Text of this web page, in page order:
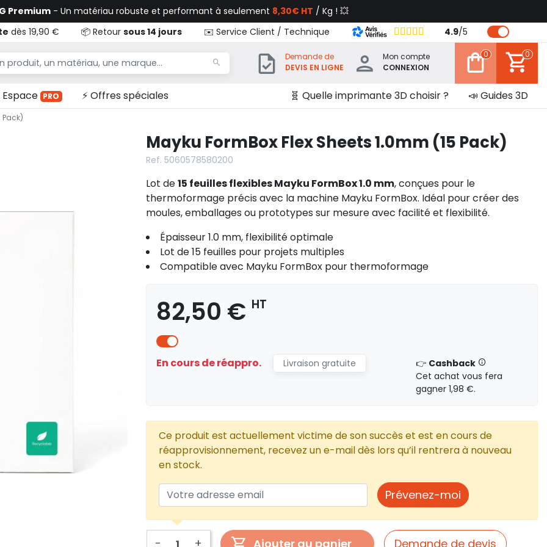
Premium - Un matériau robuste et performant à seulement 8,30€ HT / Kg ! 💥
dès 19,90 € 📦 Retour sous 14 jours ✉️ Service Client / Technique 4.9/5
Demande de
DEVIS EN LIGNE
Mon compte
CONNEXION
0 0
Espace PRO ⚡ Offres spéciales 🧬 Quelle imprimante 3D choisir ? 📣 Guides 3D
Pack)
Mayku FormBox Flex Sheets 1.0mm (15 Pack)
Ref. 5060578580200
Lot de15 feuilles flexibles Mayku FormBox 1.0 mm, conçues pour le
thermoformage précis avec la machine Mayku FormBox. Idéal pour créer des
moules, emballages ou prototypes sur mesure avec facilité et flexibilité.
Épaisseur 1.0 mm, flexibilité optimale
Lot de 15 feuilles pour projets multiples
Compatible avec Mayku FormBox pour thermoformage
82,50 € HT
En cours de réappro. Livraison gratuite 👉 Cashback
Cet achat vous fera
gagner 1,98 €.
Ce produit est actuellement victime de son succès et est en cours de
réapprovisionnement, recevez un e-mail dès lors qu’il rentrera à nouveau
en stock.
Prévenez-moi
- + Ajouter au panier Demande de devis